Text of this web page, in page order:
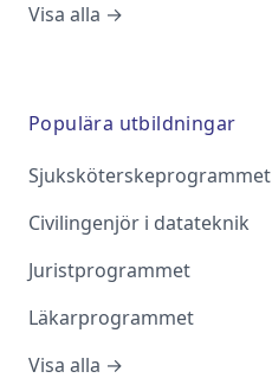
Visa alla →
Populära utbildningar
Sjuksköterskeprogrammet
Civilingenjör i datateknik
Juristprogrammet
Läkarprogrammet
Visa alla →